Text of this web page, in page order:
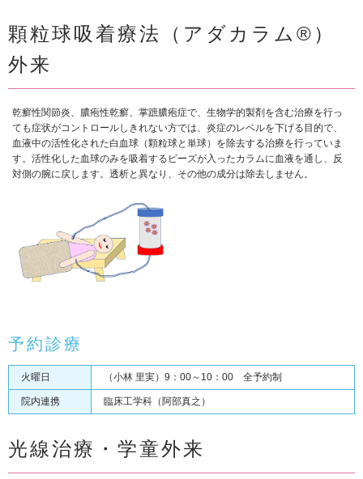
顆粒球吸着療法（アダカラム®）
外来
乾癬性関節炎、膿疱性乾癬、掌蹠膿疱症で、生物学的製剤を含む治療を行っ
ても症状がコントロールしきれない方では、炎症のレベルを下げる目的で、
血液中の活性化された白血球（顆粒球と単球）を除去する治療を行っていま
す。活性化した血球のみを吸着するビーズが入ったカラムに血液を通し、反
対側の腕に戻します。透析と異なり、その他の成分は除去しません。
予約診療
火曜日 （小林 里実）9：00～10：00 全予約制
院内連携 臨床工学科（阿部真之）
光線治療・学童外来